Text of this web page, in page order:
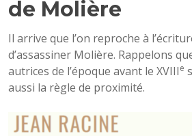
de Molière
Il arrive que l’on reproche à
d’assassiner Molière. Rappelons
autrices de l’époque avant le XVIIIe
aussi la règle de proximité.